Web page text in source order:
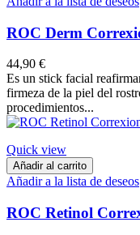
ROC Derm
44,90 €
Es un stick facial
firmeza de la piel del
procedimientos...
Quick view
Añadir al carrito
Añadir a la lista de deseos
ROC Retinol